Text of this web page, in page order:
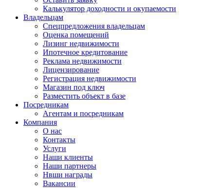
Калькулятор доходности и окупаемости
Владельцам
Спецпредложения владельцам
Оценка помещений
Лизинг недвижимости
Ипотечное кредитование
Реклама недвижимости
Лицензирование
Регистрация недвижимости
Магазин под ключ
Разместить объект в базе
Посредникам
Агентам и посредникам
Компания
О нас
Контакты
Услуги
Наши клиенты
Наши партнеры
Нвши награды
Вакансии